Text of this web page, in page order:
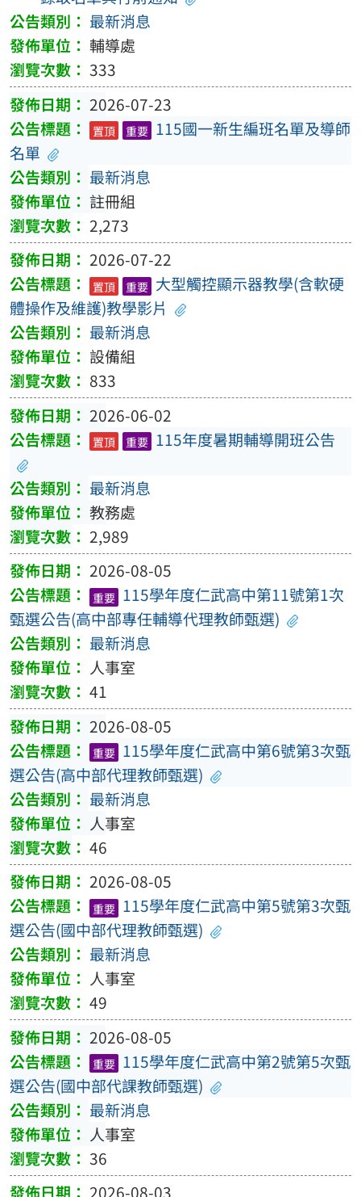
最新消息
輔導處
333
2026-07-23
置頂 重要 115國一新生編班名單及導師
名單
最新消息
註冊組
2,273
2026-07-22
置頂 重要 大型觸控顯示器教學(含軟硬
體操作及維護)教學影片
最新消息
設備組
833
2026-06-02
置頂 重要 115年度暑期輔導開班公告
最新消息
教務處
2,989
2026-08-05
重要 115學年度仁武高中第11號第1次
甄選公告(高中部專任輔導代理教師甄選)
最新消息
人事室
41
2026-08-05
重要 115學年度仁武高中第6號第3次甄
選公告(高中部代理教師甄選)
最新消息
人事室
46
2026-08-05
重要 115學年度仁武高中第5號第3次甄
選公告(國中部代理教師甄選)
最新消息
人事室
49
2026-08-05
重要 115學年度仁武高中第2號第5次甄
選公告(國中部代課教師甄選)
最新消息
人事室
36